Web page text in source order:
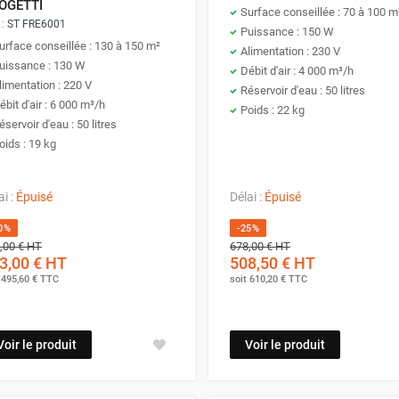
frais, est constamment
renouvelé et filtré
, ce qui assure
ces appareils est aussi simple que peu coûteux. Il ne
d'air particulièrement attrayants pour les utilisateurs à
avancées comme un
au rafraichisseur d'air adiabatique ?
trouvent leur application dans divers secteurs tels que la
industriels
sujets à une accumulation de chaleur. Par
ST FRE6001
conseillée : 130 à 150 m²
: 130 W
: 220 V
d'air : 6 000 m³/h
d'eau : 50 litres
: 19 kg
: Épuisé
€HT
€ HT
495,60 € TTC
le produit
Surface conseillée : 70 à 100
Puissance : 150 W
Alimentation : 230 V
Débit d'air : 4 000 m³/h
Réservoir d'eau : 50 litres
Poids : 22 kg
Délai : Épuisé
-25%
678,00 €HT
508,50 €HT
soit 610,20 €TTC
Voir le produit